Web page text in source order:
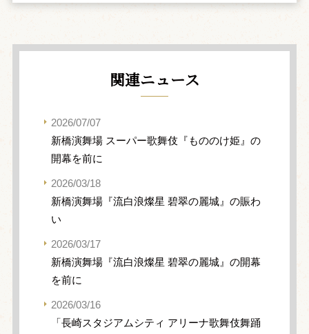
関連ニュース
2026/07/07
新橋演舞場 スーパー歌舞伎『もののけ姫』の
開幕を前に
2026/03/18
新橋演舞場『流白浪燦星 碧翠の麗城』の賑わ
い
2026/03/17
新橋演舞場『流白浪燦星 碧翠の麗城』の開幕
を前に
2026/03/16
「長崎スタジアムシティ アリーナ歌舞伎舞踊